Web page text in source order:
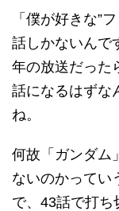
「僕が好きな”
話しかないんで
年の放送だった
話になるはずな
ね。
何故「ガンダム
ないのかってい
で、43話で打ち